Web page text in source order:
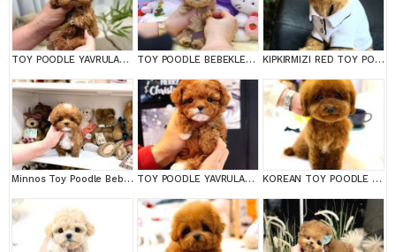
TOY POODLE YAVRULARIM TOY POODLE BEBEKLERİM KIPKIRMIZI RED TOY POODLE SEVİMLİ YAVRULAR
Minnos Toy Poodle Bebeklerimiz TOY POODLE YAVRULARIM KOREAN TOY POODLE YAVRULARIM